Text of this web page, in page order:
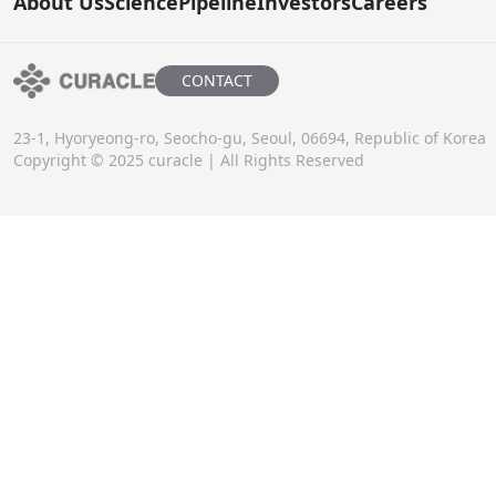
CONTACT
23-1, Hyoryeong-ro, Seocho-gu, Seoul, 06694, Republic of Korea
Copyright © 2025 curacle | All Rights Reserved